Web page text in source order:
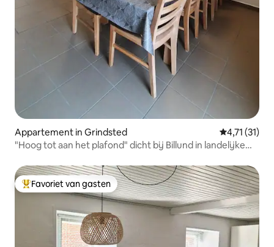
Appartement in Grindsted Gemiddelde
4,71 (31)
"Hoog tot aan het plafond" dicht bij Billund in landelijke
Topfavoriet van gasten
Favoriet van gasten